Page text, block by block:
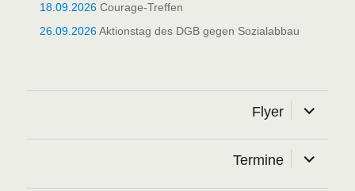
18.09.2026 Courage-Treffen
26.09.2026Aktionstag des DGB gegen Sozialabbau
Flyer öffnen
Termine öffnen